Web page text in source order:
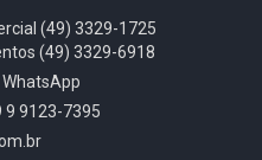
(49) 3329-1725
(49) 3329-6918
9 9123-7395